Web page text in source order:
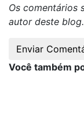
Os comentários
autor deste blog.
Você também